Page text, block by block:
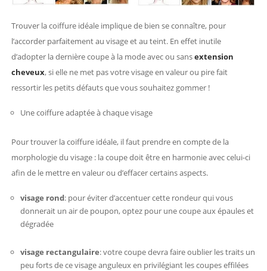
Trouver la coiffure idéale implique de bien se connaître, pour
l’accorder parfaitement au visage et au teint. En effet inutile
d’adopter la dernière coupe à la mode avec ou sansextension
cheveux, si elle ne met pas votre visage en valeur ou pire fait
ressortir les petits défauts que vous souhaitez gommer !
Une coiffure adaptée à chaque visage
Pour trouver la coiffure idéale, il faut prendre en compte de la
morphologie du visage : la coupe doit être en harmonie avec celui-ci
afin de le mettre en valeur ou d’effacer certains aspects.
visage rond: pour éviter d’accentuer cette rondeur qui vous
donnerait un air de poupon, optez pour une coupe aux épaules et
dégradée
visage rectangulaire: votre coupe devra faire oublier les traits un
peu forts de ce visage anguleux en privilégiant les coupes effilées